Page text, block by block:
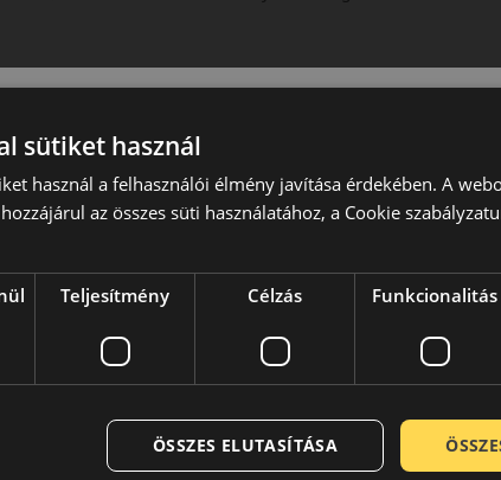
csökkentve a felúszás veszélyét. Az SV-3 nedves
zajt és a vibrációkat, így az utazás csendesebb és
amely kiegyensúlyozott teljesítményt nyújt a hideg
keresnek hóban, jégen és nedves úton is.
sütiket használ
használ a felhasználói élmény javítása érdekében. A
az összes süti használatához, a Cookie
Teljesítmény Célzás Funkcionalitás
ÖSSZES ELUTASÍTÁSA